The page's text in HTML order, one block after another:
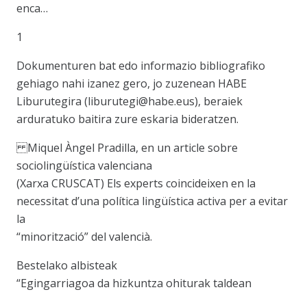
enca…
1
Dokumenturen bat edo informazio bibliografiko
gehiago nahi izanez gero, jo zuzenean HABE
Liburutegira (liburutegi@habe.eus), beraiek
arduratuko baitira zure eskaria bideratzen.
Miquel Àngel Pradilla, en un article sobre
sociolingüística valenciana
(Xarxa CRUSCAT) Els experts coincideixen en la
necessitat d’una política lingüística activa per a evitar
la
“minorització” del valencià.
Bestelako albisteak
“Egingarriagoa da hizkuntza ohiturak taldean